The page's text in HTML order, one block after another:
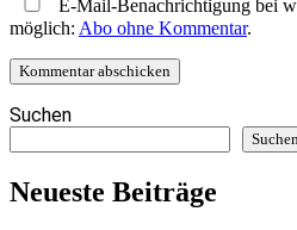
E-Mail-Benachrichtigung bei
möglich: Abo ohne Kommentar.
Suchen
Suchen
Neueste Beiträge